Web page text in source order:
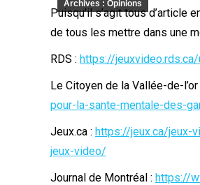
Archives : Opinions
Puisqu’il s’agit tous d’article
de tous les mettre dans une
RDS : https://
Le Citoyen de la Vallée-de-l’or
pour-la-sante-mentale-des-
Jeux.ca : https://jeux.ca/jeux-
jeux-video/
Journal de Montréal : https://